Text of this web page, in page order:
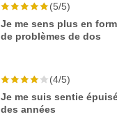
(5/5)
Je me sens plus en
de problèmes de dos
(4/5)
Je me suis sentie
des années